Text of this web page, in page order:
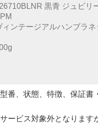
番、状態、特徴、保証
ービス対象外となりま